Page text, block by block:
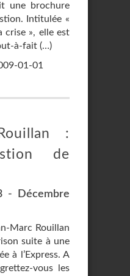
une brochure
Intitulée «
crise », elle est
à-fait (…)
01-01
:
de
- Décembre
Marc Rouillan
suite à une
à l’Express. A
vous les